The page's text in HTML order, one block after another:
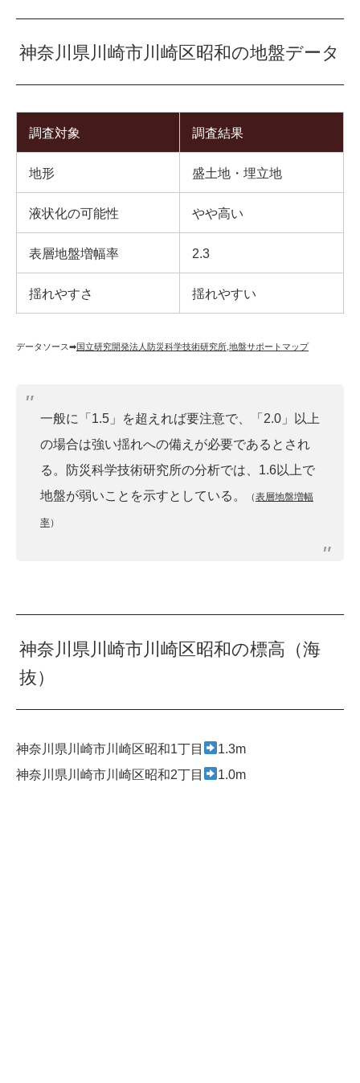
神奈川県川崎市川崎区昭和の地盤データ
調査対象 調査結果
地形 盛土地・埋立地
液状化の可能性 やや高い
表層地盤増幅率 2.3
揺れやすさ 揺れやすい
データソース➡︎国立研究開発法人防災科学技術研究所 地盤サポートマップ
一般に「1.5」を超えれば要注意で、「2.0」以上
の場合は強い揺れへの備えが必要であるとされ
る。防災科学技術研究所の分析では、1.6以上で
地盤が弱いことを示すとしている。
（表層地盤増幅
率）
神奈川県川崎市川崎区昭和の標高（海
抜）
神奈川県川崎市川崎区昭和1丁目
1.3m
神奈川県川崎市川崎区昭和2丁目
1.0m